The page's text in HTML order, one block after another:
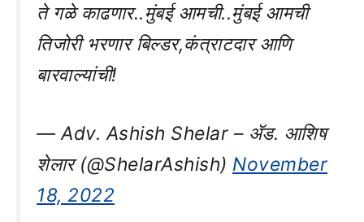
ते गळे काढणार..मुंबई आमची..मुंबई आमची
तिजोरी भरणार बिल्डर,कंत्राटदार आणि
बारवाल्यांची!
— Adv. Ashish Shelar – ॲड. आशिष
शेलार (@ShelarAshish) November
18, 2022